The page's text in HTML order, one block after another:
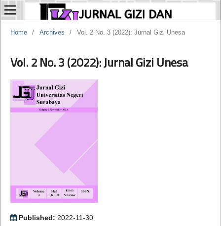
Home / Archives / Vol. 2 No. 3 (2022): Jurnal Gizi Unesa
Vol. 2 No. 3 (2022): Jurnal Gizi Unesa
Published: 2022-11-30